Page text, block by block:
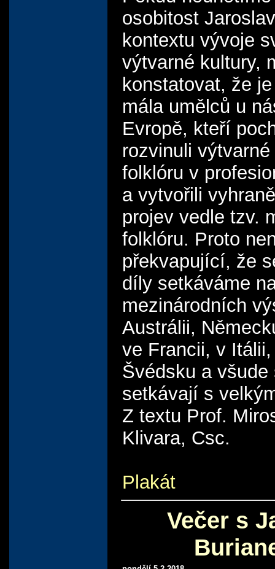
osobitost
kontextu vývoje
výtvarné kultury,
konstatovat, že
mála umělců u
Evropě, kteří
rozvinuli
folklóru v
a vytvořili
projev vedle tzv.
folklóru. Proto
překvapující, že
díly setkáváme
mezinárodních
Austrálii,
ve Francii, v
Švédsku a všude
setkávají s
Z textu Prof.
Klivara, Csc.
Plakát
Večer s